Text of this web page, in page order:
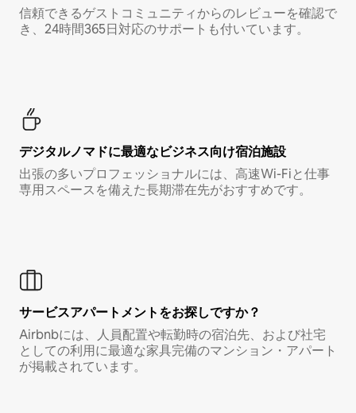
信頼できるゲストコミュニティからのレビューを確認で
き、24時間365日対応のサポートも付いています。
デジタルノマド⁠に最⁠適⁠なビ⁠ジ⁠ネ⁠ス⁠向⁠け宿⁠泊⁠施⁠設
出張の多いプロフェッショナルには、高速Wi-Fiと仕事
専用スペースを備えた長期滞在先がおすすめです。
サービスアパートメントをお探しですか？
Airbnbには、人員配置や転勤時の宿泊先、および社宅
としての利用に最適な家具完備のマンション・アパート
が掲載されています。